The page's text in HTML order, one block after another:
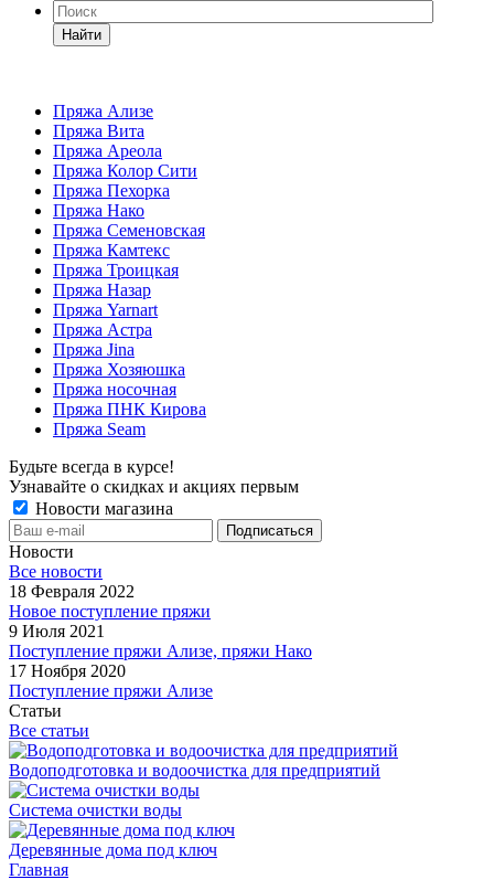
Найти
Пряжа Ализе
Пряжа Вита
Пряжа Ареола
Пряжа Колор Сити
Пряжа Пехорка
Пряжа Нако
Пряжа Семеновская
Пряжа Камтекс
Пряжа Троицкая
Пряжа Назар
Пряжа Yarnart
Пряжа Астра
Пряжа Jina
Пряжа Хозяюшка
Пряжа носочная
Пряжа ПНК Кирова
Пряжа Seam
Будьте всегда в курсе!
Узнавайте о скидках и акциях первым
Новости магазина
Новости
Все новости
18 Февраля 2022
Новое поступление пряжи
9 Июля 2021
Поступление пряжи Ализе, пряжи Нако
17 Ноября 2020
Поступление пряжи Ализе
Статьи
Все статьи
Водоподготовка и водоочистка для предприятий
Система очистки воды
Деревянные дома под ключ
Главная